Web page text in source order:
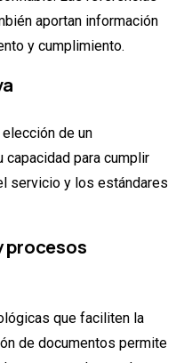
aportan información
y cumplimiento.
de un
para cumplir
servicio y los estándares
procesos
que faciliten la
de documentos permite